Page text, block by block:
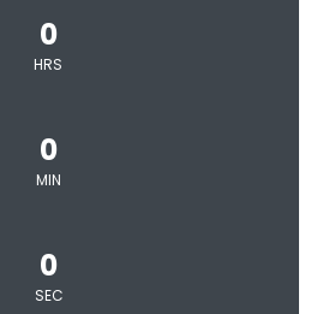
0
HRS
0
MIN
0
SEC